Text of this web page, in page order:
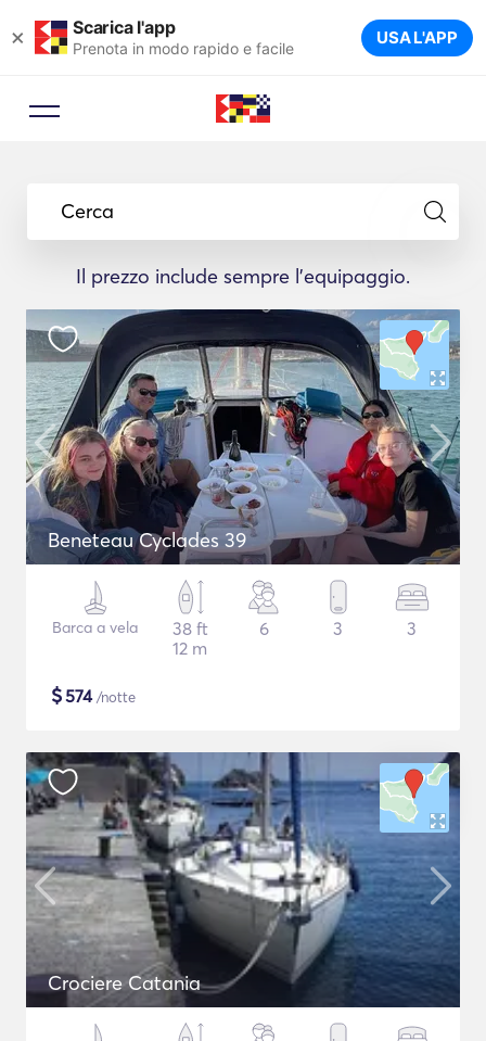
× Scarica l'app
Prenota in modo rapido e facile USA L'APP
Cerca
Il prezzo include sempre l'equipaggio.
Beneteau Cyclades 39
Barca a vela
38 ft
12 m
6 3 3
$574/notte
Crociere Catania